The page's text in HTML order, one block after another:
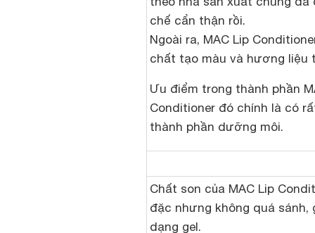
chế cẩn thận rồi.
Ngoài ra, MAC Lip
chất tạo màu và hương liệu
Ưu điểm trong thành phần
Conditioner đó chính là có
thành phần dưỡng môi.
Chất son của MAC Lip
đặc nhưng không quá sánh,
dạng gel.